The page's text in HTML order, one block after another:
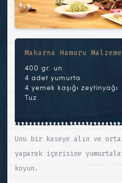
Makarna Hamuru
400 gr. un
4 adet yumurta
4 yemek kaşığı zeytinyağı
Tuz
Unu bir kaseye alın ve
yaparak içerisine
koyun.